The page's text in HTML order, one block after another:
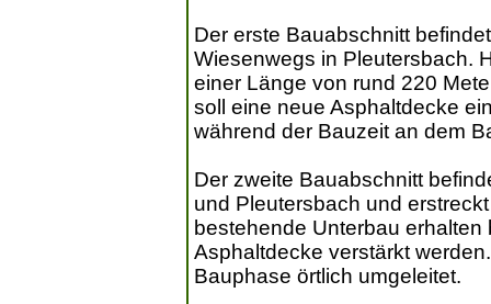
Der erste Bauabschnitt
Wiesenwegs in Pleutersbach.
einer Länge von rund 220
soll eine neue Asphaltdecke
während der Bauzeit an dem
Der zweite Bauabschnitt
und Pleutersbach und
bestehende Unterbau
Asphaltdecke verstärkt
Bauphase örtlich umgeleitet.